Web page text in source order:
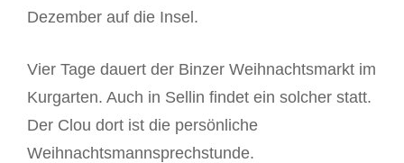
Dezember auf die Insel.
Vier Tage dauert der Binzer Weihnachtsmarkt im
Kurgarten. Auch in Sellin findet ein solcher statt.
Der Clou dort ist die persönliche
Weihnachtsmannsprechstunde.